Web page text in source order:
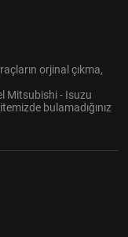
orjinal çıkma,
Mitsubishi - Isuzu
bulamadığınız